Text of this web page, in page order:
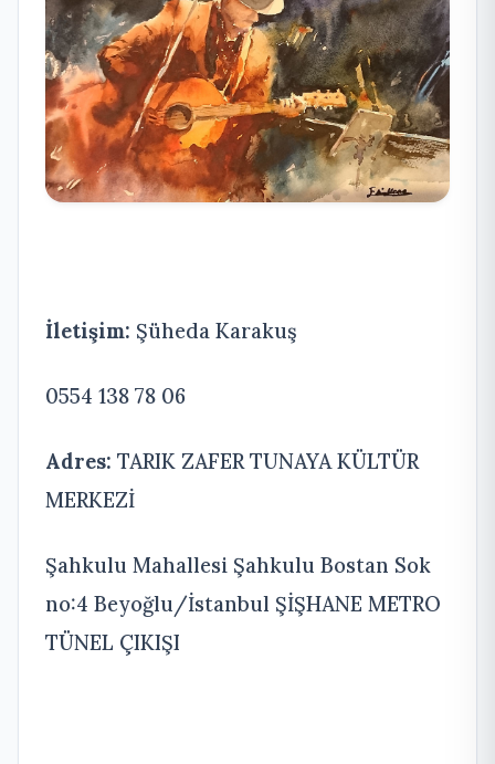
İletişim: Şüheda Karakuş
0554 138 78 06
Adres: TARIK ZAFER TUNAYA KÜLTÜR
MERKEZİ
Şahkulu Mahallesi Şahkulu Bostan Sok
no:4 Beyoğlu/İstanbul ŞİŞHANE METRO
TÜNEL ÇIKIŞI